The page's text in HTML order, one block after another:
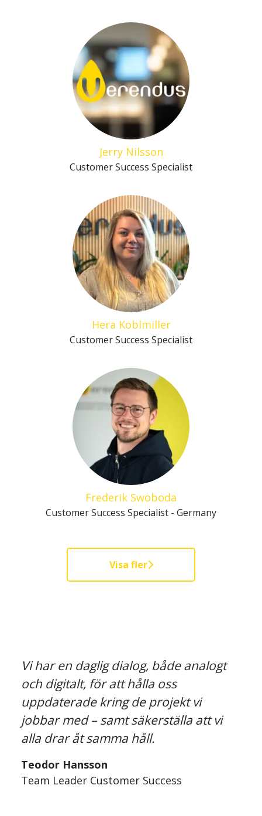
Jerry Nilsson
Customer Success Specialist
Hera Koblmiller
Customer Success Specialist
Frederik Swoboda
Customer Success Specialist - Germany
Visa fler
Vi har en daglig dialog, både analogt
och digitalt, för att hålla oss
uppdaterade kring de projekt vi
jobbar med – samt säkerställa att vi
alla drar åt samma håll.
Teodor Hansson
Team Leader Customer Success